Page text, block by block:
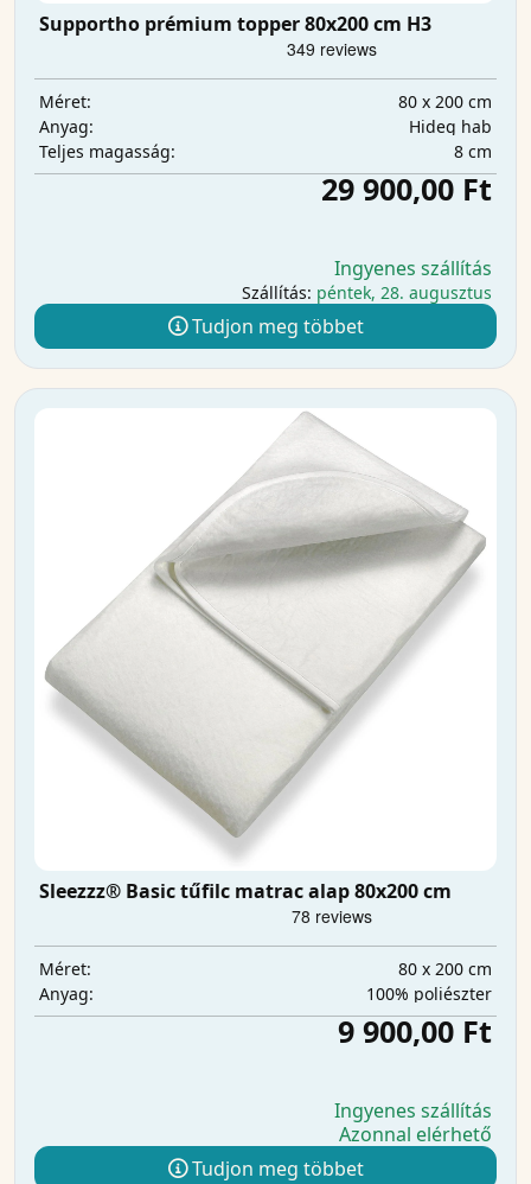
Supportho prémium topper 80x200 cm H3
Méret:
80 x 200 cm
Anyag:
Hideg hab
Teljes magasság:
8 cm
29 900,00 Ft
Ingyenes szállítás
Szállítás: péntek, 28. augusztus
Tudjon meg többet
Sleezzz® Basic tűfilc matrac alap 80x200 cm
Méret:
80 x 200 cm
Anyag:
100% poliészter
9 900,00 Ft
Ingyenes szállítás
Azonnal elérhető
Tudjon meg többet